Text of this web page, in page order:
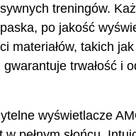
treningów.
po jakość
materiałów, takich
trwałość i
wyświetlacze